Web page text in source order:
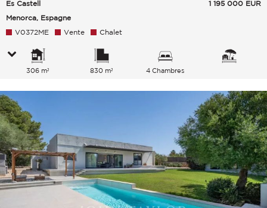
Es Castell
Menorca, Espagne
1 195 000 EUR
V0372ME Vente Chalet
306 m² 830 m² 4 Chambres